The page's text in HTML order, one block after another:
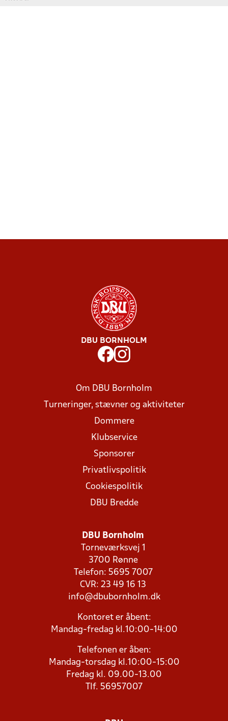
DBU BORNHOLM
Om DBU Bornholm
Turneringer, stævner og aktiviteter
Dommere
Klubservice
Sponsorer
Privatlivspolitik
Cookiespolitik
DBU Bredde
DBU Bornholm
Torneværksvej 1
3700 Rønne
Telefon: 5695 7007
CVR: 23 49 16 13
info@dbubornholm.dk
Kontoret er åbent:
Mandag-fredag kl.10:00-14:00
Telefonen er åben:
Mandag-torsdag kl.10:00-15:00
Fredag kl. 09.00-13.00
Tlf. 56957007